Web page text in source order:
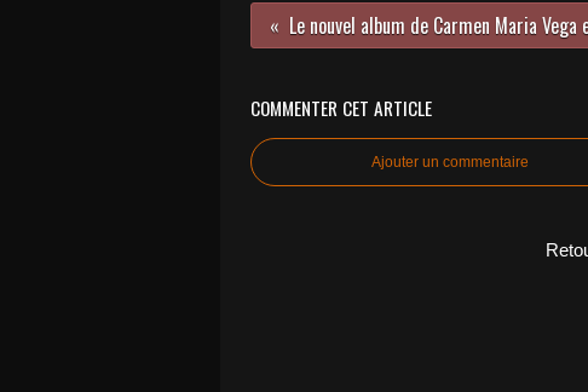
COMMENTER CET ARTICLE
Ajouter un commentaire